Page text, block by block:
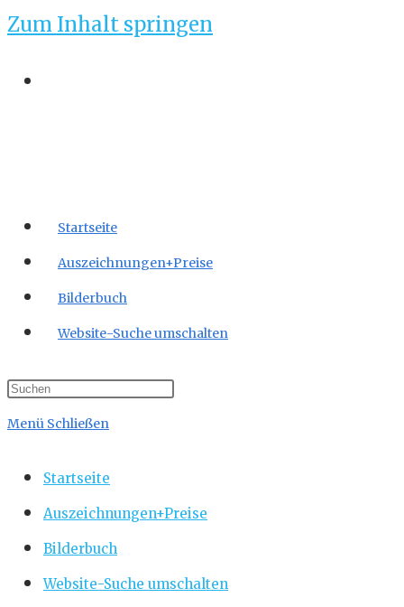
Zum Inhalt springen
Startseite
Auszeichnungen+Preise
Bilderbuch
Website-Suche umschalten
Menü Schließen
Startseite
Auszeichnungen+Preise
Bilderbuch
Website-Suche umschalten